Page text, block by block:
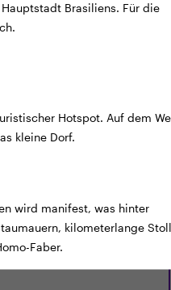
ANIMITTWOCH IM ODEON
02.09. 20:15
d · 12 J.
Brasiliens. Für die
Hotspot. Auf dem
kleine Dorf.
wird manifest, was hinter
kilometerlange
Faber.